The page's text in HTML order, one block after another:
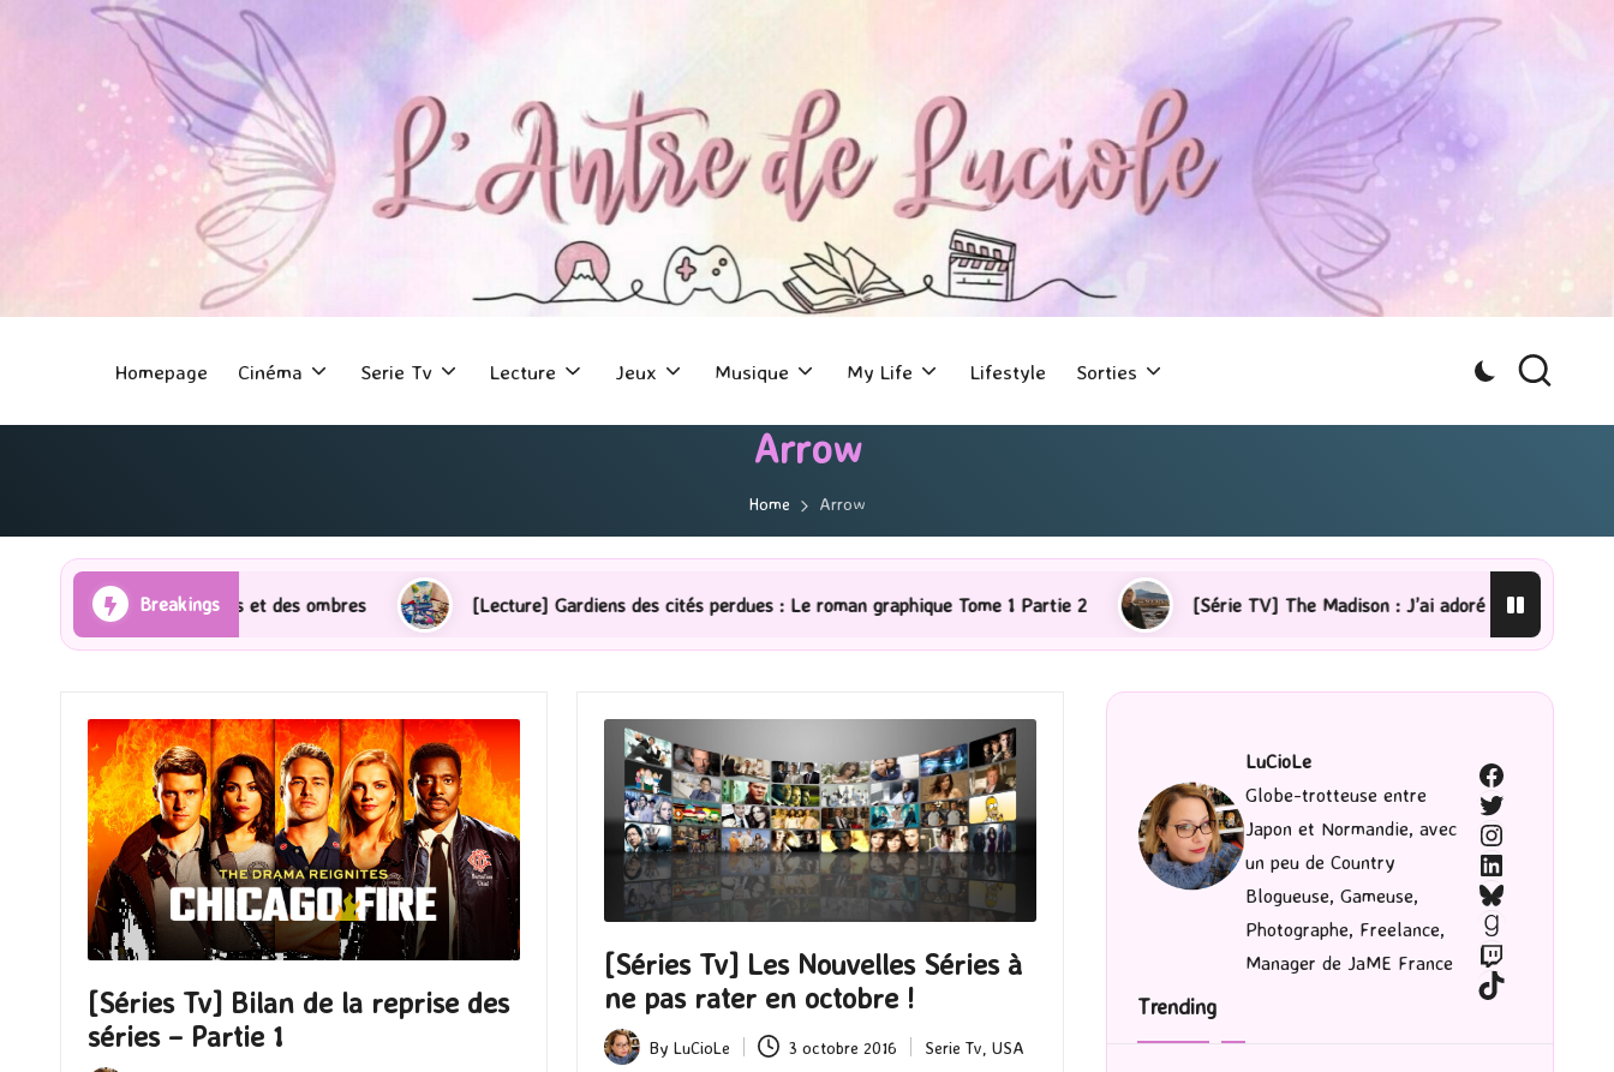
Homepage Cinéma Serie Tv Lecture Jeux Musique My Life Lifestyle Sorties
Arrow
Home Arrow
Breakings
et des ombres [Lecture] Gardiens des cités perdues : Le roman graphique Tome 1 Partie 2 [Série TV] The Madison : J’ai adoré ! [Lecture] La femme de
[Séries Tv] Bilan de la reprise des
séries – Partie 1
[Séries Tv] Les Nouvelles Séries à
ne pas rater en octobre !
Posted
By LuCioLe 3 octobre 2016
Posted
Serie Tv ,USA
LuCioLe
Globe-trotteuse entre
Japon et Normandie, avec
un peu de Country
Blogueuse, Gameuse,
Photographe, Freelance,
Manager de JaME France
Facebook
Twitter
Instagram
LinkedIn
Bluesky
Goodreads
Twitch
TikTok
Trending